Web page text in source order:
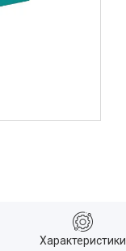
Характеристики